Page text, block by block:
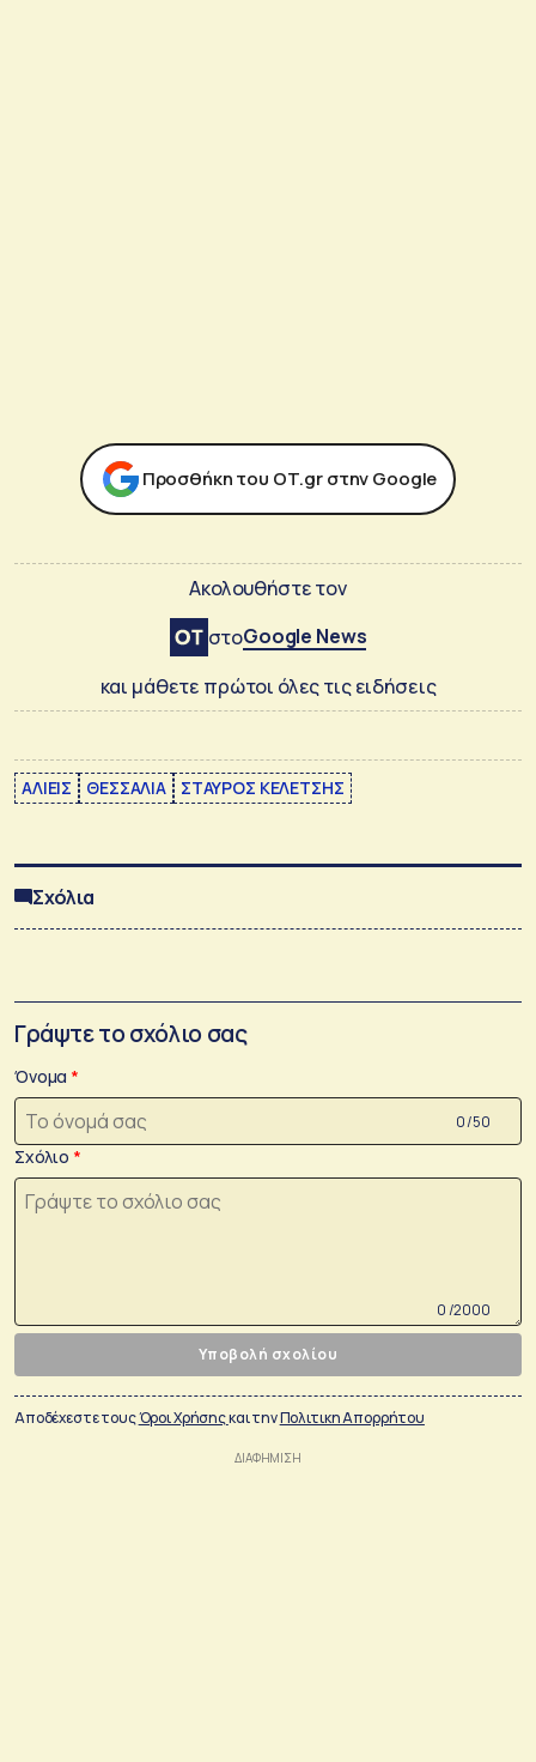
Προσθήκη του ΟΤ.gr στην Google
Ακολουθήστε τον
στοGoogle News
και μάθετε πρώτοι όλες τις ειδήσεις
ΑΛΙΕΙΣ ΘΕΣΣΑΛΙΑ ΣΤΑΥΡΟΣ ΚΕΛΕΤΣΗΣ
Σχόλια
Γράψτε το σχόλιο σας
Όνομα
0 /50
Σχόλιο
0 /2000
Υποβολή σχολίου
Αποδέχεστε τουςΌροι Χρήσηςκαι τηνΠολιτικη Απορρήτου